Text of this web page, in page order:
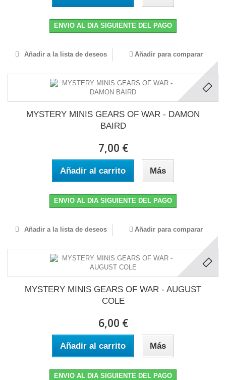
ENVIO AL DIA SIGUIENTE DEL PAGO
Añadir a la lista de deseos Añadir para comparar
MYSTERY MINIS GEARS OF WAR - DAMON
BAIRD
7,00 €
Añadir al carrito Más
ENVIO AL DIA SIGUIENTE DEL PAGO
Añadir a la lista de deseos Añadir para comparar
MYSTERY MINIS GEARS OF WAR - AUGUST
COLE
6,00 €
Añadir al carrito Más
ENVIO AL DIA SIGUIENTE DEL PAGO